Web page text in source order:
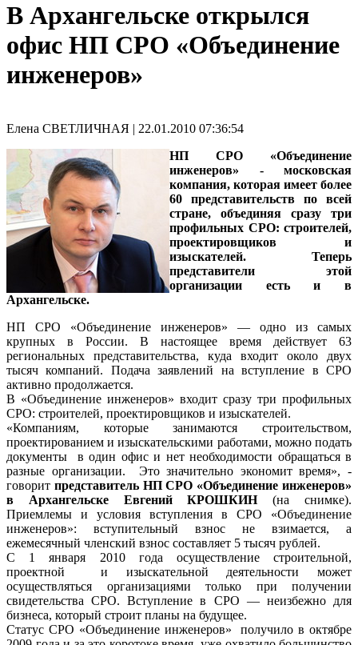
В Архангельске открылся
офис НП СРО «Объединение
инженеров»
Елена СВЕТЛИЧНАЯ | 22.01.2010 07:36:54
НП СРО «Объединение
инженеров» - московская
компания, которая имеет более
60 представительств по всей
стране, объединяя сразу три
профильных СРО: строителей,
проектировщиков и
изыскателей. Теперь
представители этой
организации есть и в
Архангельске.
НП СРО «Объединение инженеров» — одно из самых
крупных в России. В настоящее время действует 63
региональных представительства, куда входит около двух
тысяч компаний. Подача заявлений на вступление в СРО
активно продолжается.
В «Объединение инженеров» входит сразу три профильных
СРО: строителей, проектировщиков и изыскателей.
«Компаниям, которые занимаются строительством,
проектированием и изыскательскими работами, можно подать
документы в один офис и нет необходимости обращаться в
разные организации. Это значительно экономит время», -
говорит представитель НП СРО «Объединение инженеров»
в Архангельске Евгений КРОШКИН(на снимке).
Приемлемы и условия вступления в СРО «Объединение
инженеров»: вступительный взнос не взимается, а
ежемесячный членский взнос составляет 5 тысяч рублей.
С 1 января 2010 года осуществление строительной,
проектной и изыскательной деятельности может
осуществляться организациями только при получении
свидетельства СРО. Вступление в СРО — неизбежно для
бизнеса, который строит планы на будущее.
Статус СРО «Объединение инженеров» получило в октябре